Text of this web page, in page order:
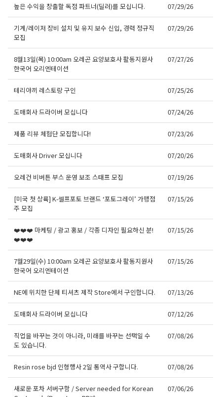
높은 수익을 창출할 독점 파트너(딜러)를 모십니다. 07/29/26
기계/레이저 장비 설치 및 유지 보수 신입, 경력 정규직
모집
07/29/26
8월13일(목) 10:00am 오레곤 요양보호사 활동지원사
한국어 오리엔테이션
07/27/26
테리야끼 레스토랑 구인 07/25/26
도매회사 드라이버 모십니다 07/24/26
제품 리뷰 체험단 모집합니다! 07/23/26
도매회사 Driver 모십니다 07/20/26
오레건 비버튼 부스 운영 보조 스태프 모집 07/19/26
[미국 첫 상륙] K-셀프포토 브랜드 ‘포토그레이’ 가맹점
주 모집
07/15/26
❤️❤️❤️ 마케팅 / 광고 홍보 / 각종 디자인 필요하신 분!
❤️❤️❤️
07/15/26
7월29일(수) 10:00am 오레곤 요양보호사 활동지원사
한국어 오리엔테이션
07/15/26
NE에 위치한 단체 티셔츠 제작 Store에서 구인합니다. 07/13/26
도매회사 드라이버 모십니다 07/12/26
직업을 바꾸는 것이 아니라, 미래를 바꾸는 선택일 수
도 있습니다.
07/08/26
Resin rose bjd 인형행사 2일 통역사 구합니다. 07/08/26
새로운 포차 서버구함 / Server needed for Korean
07/06/26